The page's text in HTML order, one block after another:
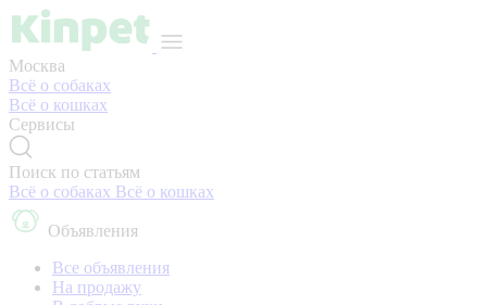
Москва
Всё о собаках
Всё о кошках
Сервисы
Поиск по статьям
Всё о собаках Всё о кошках
Объявления
Все объявления
На продажу